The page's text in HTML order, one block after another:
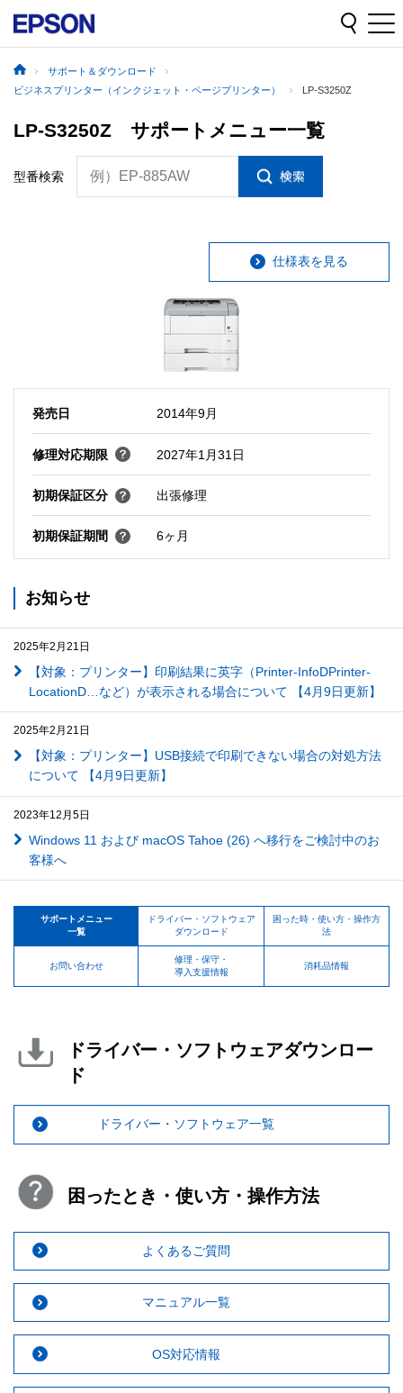
サポート＆ダウンロード
ビジネスプリンター（インクジェット・ページプリンター）
LP-S3250Z
LP-S3250Z サポートメニュー一覧
型番検索 例）EP-885AW
仕様表を見る
発売日 2014年9月
修理対応期限 2027年1月31日
初期保証区分 出張修理
初期保証期間 6ヶ月
お知らせ
2025年2月21日
【対象：プリンター】印刷結果に英字（Printer-InfoDPrinter-
LocationD…など）が表示される場合について 【4月9日更新】
2025年2月21日
【対象：プリンター】USB接続で印刷できない場合の対処方法
について 【4月9日更新】
2023年12月5日
Windows 11 および macOS Tahoe (26) へ移行をご検討中のお
客様へ
サポートメニュー
一覧
ドライバー・ソフトウェア
ダウンロード
困った時・使い方・操作方
法
お問い合わせ
修理・保守・
導入支援情報
消耗品情報
ドライバー・ソフトウェアダウンロー
ド
ドライバー・ソフトウェア一覧
困ったとき・使い方・操作方法
よくあるご質問
マニュアル一覧
OS対応情報